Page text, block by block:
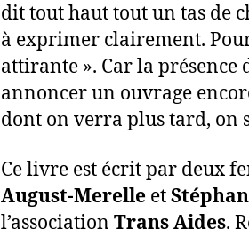
dit tout haut tout un tas de
à exprimer clairement.
attirante ». Car la présence
annoncer un ouvrage
dont on verra plus tard, on
Ce livre est écrit par deux
August-Merelle et
l’association Trans Aides.